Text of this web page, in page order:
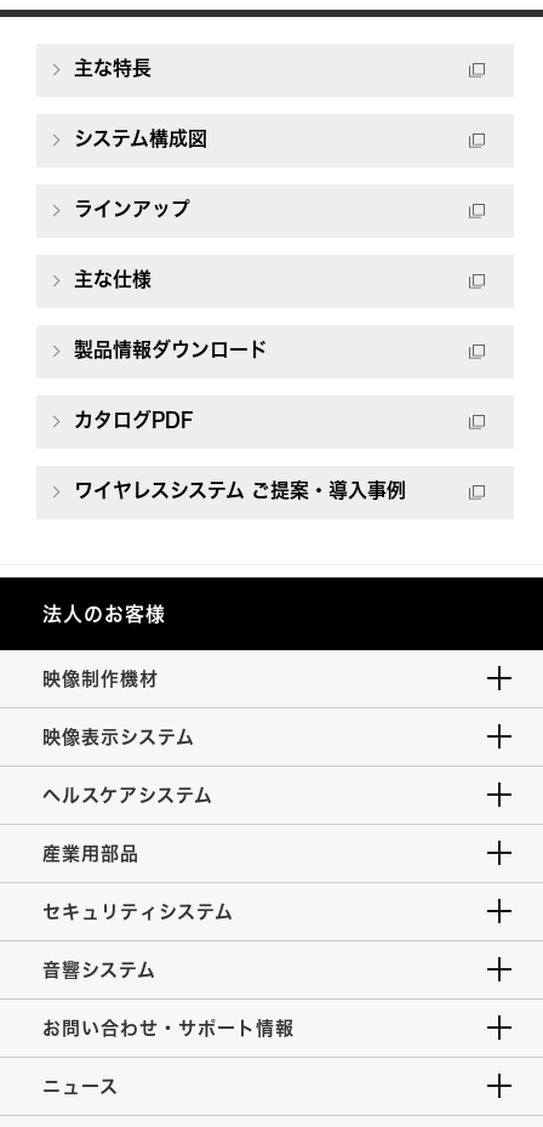
主な特長
システム構成図
ラインアップ
主な仕様
製品情報ダウンロード
カタログPDF
ワイヤレスシステム ご提案・導入事例
法人のお客様
映像制作機材
映像表示システム
ヘルスケアシステム
産業用部品
セキュリティシステム
音響システム
お問い合わせ・サポート情報
ニュース